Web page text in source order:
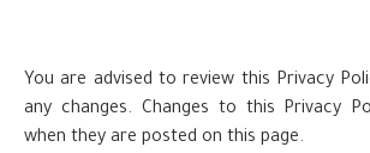
You are advised to review this Privacy
any changes. Changes to this Privacy
when they are posted on this page.